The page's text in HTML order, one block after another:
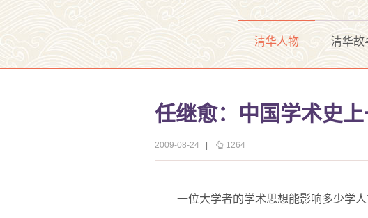
清华人物 清华故
任继愈：中国学术史
2009-08-24 1264
一位大学者的学术思想能影响多少学人